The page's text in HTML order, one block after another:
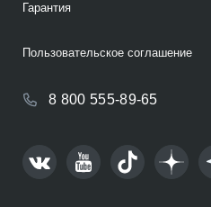
Гарантия
8 800 555-89-65
Пользовательское соглашение